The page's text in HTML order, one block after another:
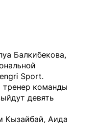
Балкибекова,
Sport.
тренер команды
девять
Кызайбай, Аида